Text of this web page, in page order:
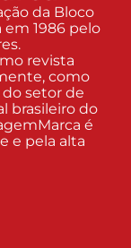
da Bloco
1986 pelo
revista
como
setor de
brasileiro do
é
e pela alta